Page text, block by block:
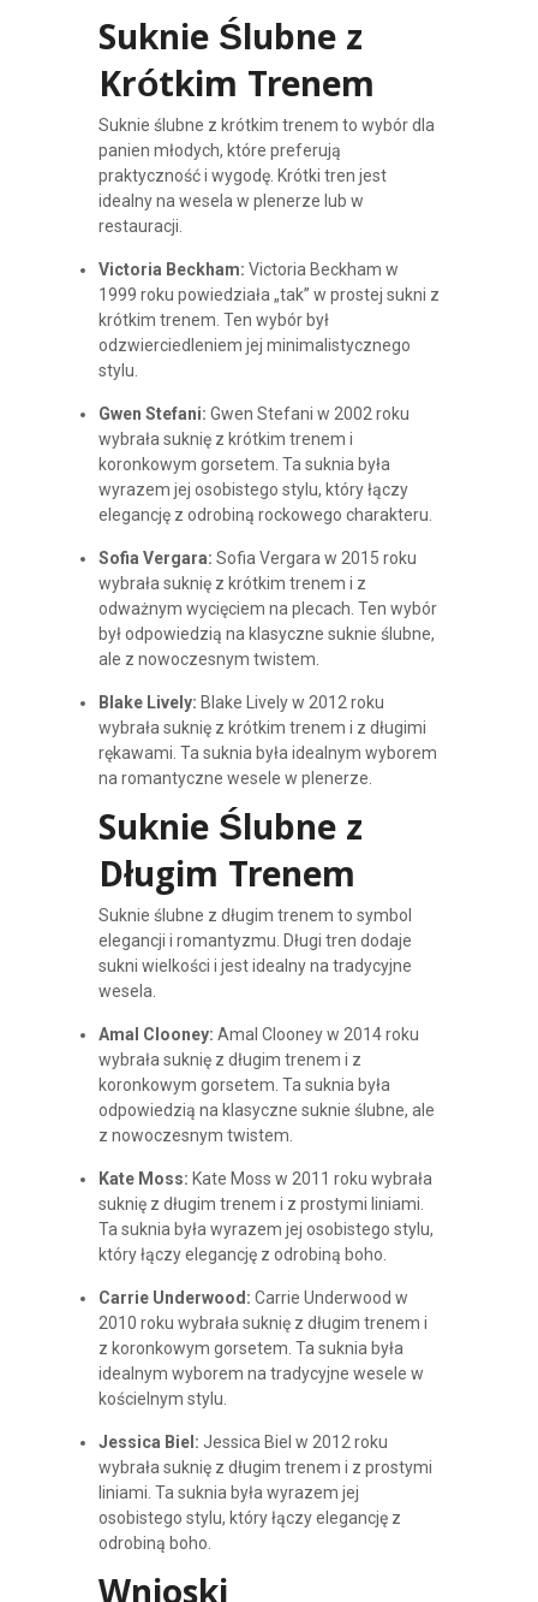
Suknie Ślubne z
Krótkim Trenem
Suknie ślubne z krótkim trenem to wybór dla
panien młodych, które preferują
praktyczność i wygodę. Krótki tren jest
idealny na wesela w plenerze lub w
restauracji.
Victoria Beckham: Victoria Beckham w
1999 roku powiedziała „tak” w prostej sukni z
krótkim trenem. Ten wybór był
odzwierciedleniem jej minimalistycznego
stylu.
Gwen Stefani: Gwen Stefani w 2002 roku
wybrała suknię z krótkim trenem i
koronkowym gorsetem. Ta suknia była
wyrazem jej osobistego stylu, który łączy
elegancję z odrobiną rockowego charakteru.
Sofia Vergara: Sofia Vergara w 2015 roku
wybrała suknię z krótkim trenem i z
odważnym wycięciem na plecach. Ten wybór
był odpowiedzią na klasyczne suknie ślubne,
ale z nowoczesnym twistem.
Blake Lively: Blake Lively w 2012 roku
wybrała suknię z krótkim trenem i z długimi
rękawami. Ta suknia była idealnym wyborem
na romantyczne wesele w plenerze.
Suknie Ślubne z
Długim Trenem
Suknie ślubne z długim trenem to symbol
elegancji i romantyzmu. Długi tren dodaje
sukni wielkości i jest idealny na tradycyjne
wesela.
Amal Clooney: Amal Clooney w 2014 roku
wybrała suknię z długim trenem i z
koronkowym gorsetem. Ta suknia była
odpowiedzią na klasyczne suknie ślubne, ale
z nowoczesnym twistem.
Kate Moss: Kate Moss w 2011 roku wybrała
suknię z długim trenem i z prostymi liniami.
Ta suknia była wyrazem jej osobistego stylu,
który łączy elegancję z odrobiną boho.
Carrie Underwood: Carrie Underwood w
2010 roku wybrała suknię z długim trenem i
z koronkowym gorsetem. Ta suknia była
idealnym wyborem na tradycyjne wesele w
kościelnym stylu.
Jessica Biel: Jessica Biel w 2012 roku
wybrała suknię z długim trenem i z prostymi
liniami. Ta suknia była wyrazem jej
osobistego stylu, który łączy elegancję z
odrobiną boho.